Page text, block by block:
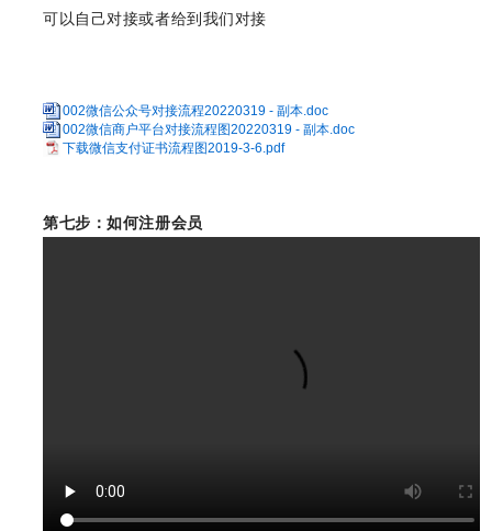
可以自己对接或者给到我们对接
002微信公众号对接流程20220319 - 副本.doc
002微信商户平台对接流程图20220319 - 副本.doc
下载微信支付证书流程图2019-3-6.pdf
第七步：如何注册会员